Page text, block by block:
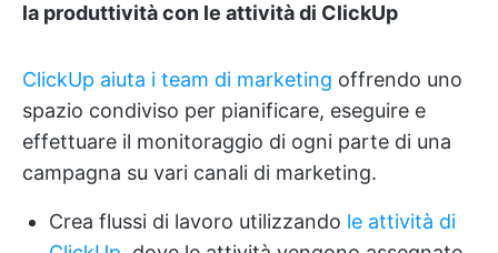
la produttività con le attività di ClickUp
ClickUp aiuta i team di marketing offrendo uno
spazio condiviso per pianificare, eseguire e
effettuare il monitoraggio di ogni parte di una
campagna su vari canali di marketing.
Crea flussi di lavoro utilizzando le attività di